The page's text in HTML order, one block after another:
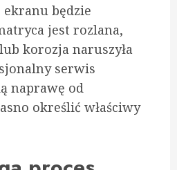
ekranu będzie
jest rozlana,
korozja naruszyła
serwis
naprawę od
określić właściwy